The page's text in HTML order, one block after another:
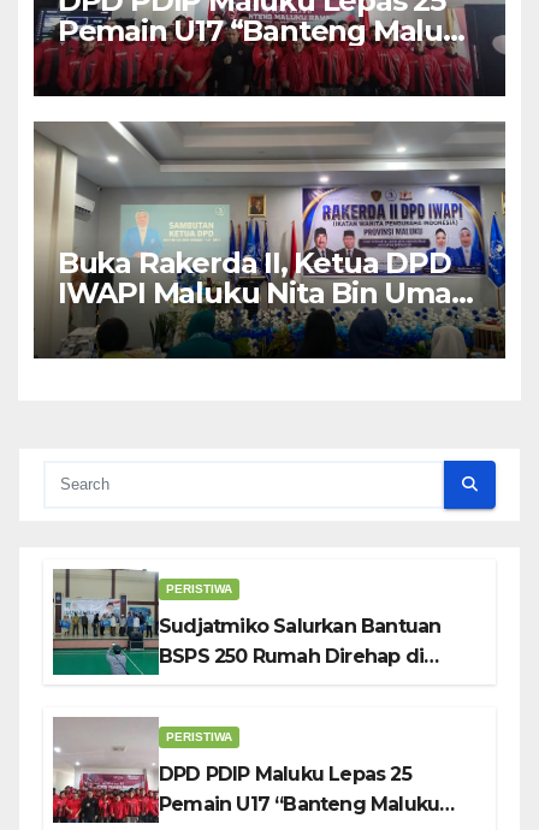
Pemain U17 “Banteng Maluku
Raya” ke Sokerano Cup di
Jawa Timur
Buka Rakerda II, Ketua DPD
IWAPI Maluku Nita Bin Umar:
Perempuan Pengusaha Pilar
Penggerak UMKM
PERISTIWA
Sudjatmiko Salurkan Bantuan
BSPS 250 Rumah Direhap di
PERISTIWA
DPD PDIP Maluku Lepas 25
Pemain U17 “Banteng Maluku